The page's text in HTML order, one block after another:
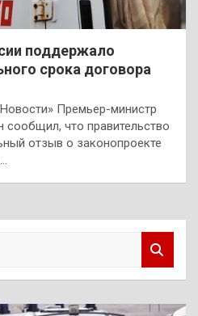
поддержало
срока договора
Премьер-министр
что правительство
отзыв о законопроекте